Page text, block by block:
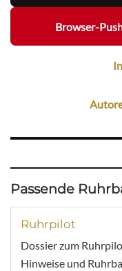
Browser-
Passende
Ruhrpilot
Dossier zum
Hinweise und